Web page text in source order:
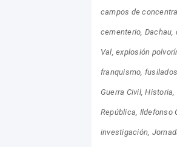
campos de
cementerio Dachau
Val explosión
franquismo
Guerra Civil Historia
República Ildefonso
investigación